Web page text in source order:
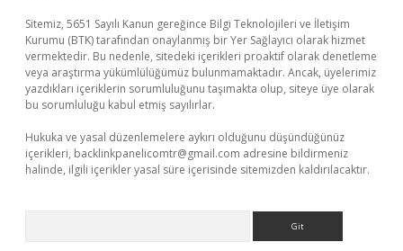
Sitemiz, 5651 Sayılı Kanun gereğince Bilgi Teknolojileri ve İletişim
Kurumu (BTK) tarafından onaylanmış bir Yer Sağlayıcı olarak hizmet
vermektedir. Bu nedenle, sitedeki içerikleri proaktif olarak denetleme
veya araştırma yükümlülüğümüz bulunmamaktadır. Ancak, üyelerimiz
yazdıkları içeriklerin sorumluluğunu taşımakta olup, siteye üye olarak
bu sorumluluğu kabul etmiş sayılırlar.
Hukuka ve yasal düzenlemelere aykırı olduğunu düşündüğünüz
içerikleri, backlinkpanelicomtr@gmail.com adresine bildirmeniz
halinde, ilgili içerikler yasal süre içerisinde sitemizden kaldırılacaktır.